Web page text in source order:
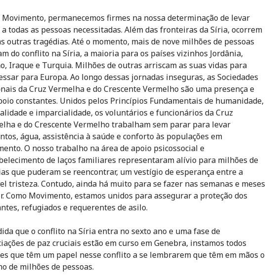
Movimento, permanecemos firmes na nossa determinação de levar
todas as pessoas necessitadas. Além das fronteiras da Síria, ocorrem
outras tragédias. Até o momento, mais de nove milhões de pessoas
do conflito na Síria, a maioria para os países vizinhos Jordânia,
Iraque e Turquia. Milhões de outras arriscam as suas vidas para
para Europa. Ao longo dessas jornadas inseguras, as Sociedades
da Cruz Vermelha e do Crescente Vermelho são uma presença e
constantes. Unidos pelos Princípios Fundamentais de humanidade,
e imparcialidade, os voluntários e funcionários da Cruz
e do Crescente Vermelho trabalham sem parar para levar
água, assistência à saúde e conforto às populações em
O nosso trabalho na área de apoio psicossocial e
de laços familiares representaram alívio para milhões de
que puderam se reencontrar, um vestígio de esperança entre a
tristeza. Contudo, ainda há muito para se fazer nas semanas e meses
Como Movimento, estamos unidos para assegurar a proteção dos
refugiados e requerentes de asilo.
que o conflito na Síria entra no sexto ano e uma fase de
de paz cruciais estão em curso em Genebra, instamos todos
que têm um papel nesse conflito a se lembrarem que têm em mãos o
de milhões de pessoas.